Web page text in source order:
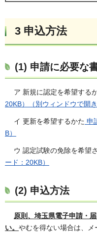
3 申込方法
(1) 申請に必要な
ア 新規に認定を希望する
20KB）（別ウィンドウで開き
イ 更新を希望するかた 申
B）
ウ 認定試験の免除を希望
ード：20KB）
(2) 申込方法
原則、埼玉県電子申請・
い。 やむを得ない場合は、メ